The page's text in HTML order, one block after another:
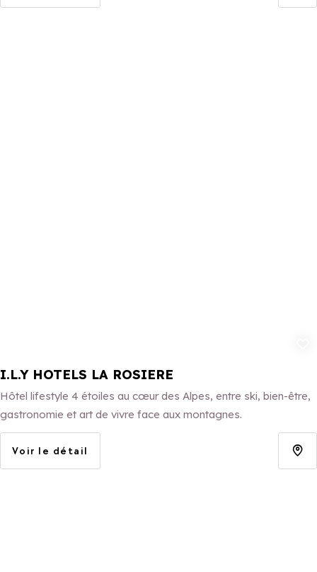
I.L.Y HOTELS LA ROSIERE
Hôtel lifestyle 4 étoiles au cœur des Alpes, entre ski, bien-être,
gastronomie et art de vivre face aux montagnes.
Voir le détail